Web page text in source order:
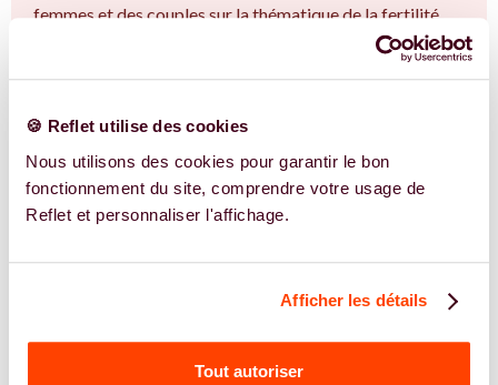
🍪 Reflet utilise des cookies
Nous utilisons des cookies pour garantir le bon
fonctionnement du site, comprendre votre usage de
Reflet et personnaliser l'affichage.
Afficher les détails
Tout autoriser
femmes et des couples sur la thématique de la fertilité
(PMA, congélation d'ovocytes SOPK, endométriose,
fertilité naturelle...) à Trois Rivières et en Québec. Vous
Rejoignez-nous !
EN SAVOIR PLUS